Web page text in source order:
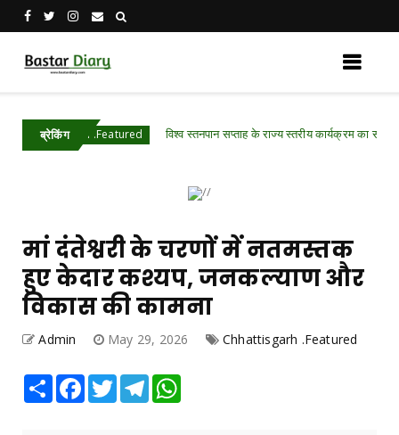
ब्रेकिंग
.Featured विश्व स्तनपान सप्ताह के राज्य स्तरीय कार्यक्रम का सफल आयोजन,
मां दंतेश्वरी के चरणों में नतमस्तक
हुए केदार कश्यप, जनकल्याण और
विकास की कामना
Admin May 29, 2026 Chhattisgarh .Featured
Share Facebook
TwitterTelegram